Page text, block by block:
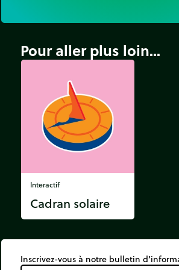
Pour aller plus loin...
Interactif
Cadran solaire
Inscrivez-vous à notre bulletin